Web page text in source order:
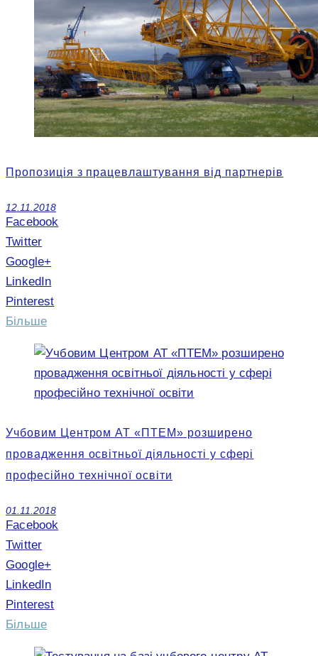
Пропозиція з працевлаштування від партнерів
12.11.2018
Facebook
Twitter
Google+
LinkedIn
Pinterest
Більше
Учбовим Центром АТ «ПТЕМ» розширено
провадження освітньої діяльності у сфері
професійно технічної освіти
01.11.2018
Facebook
Twitter
Google+
LinkedIn
Pinterest
Більше